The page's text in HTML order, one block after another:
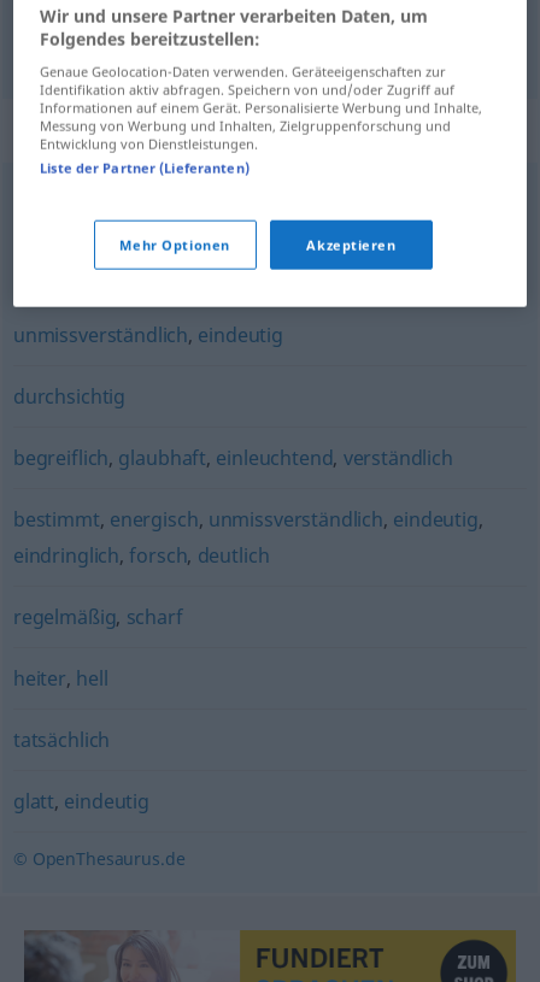
明白(な)[meihaku (na)]
Synonyme für "klar"
vernünftig,nüchtern,ruhig,sachlich,kühl
unmissverständlich, eindeutig
durchsichtig
begreiflich, glaubhaft, einleuchtend, verständlich
bestimmt, energisch, unmissverständlich, eindeutig,
eindringlich,forsch, deutlich
regelmäßig, scharf
heiter, hell
tatsächlich
glatt, eindeutig
© OpenThesaurus.de
Wir und unsere Partner verarbeiten Daten, um
Folgendes bereitzustellen:
Genaue Geolocation-Daten verwenden. Geräteeigenschaften zur
Identifikation aktiv abfragen. Speichern von und/oder Zugriff auf
Informationen auf einem Gerät. Personalisierte Werbung und Inhalte,
Messung von Werbung und Inhalten, Zielgruppenforschung und
Entwicklung von Dienstleistungen.
Liste der Partner (Lieferanten)
Mehr Optionen Akzeptieren